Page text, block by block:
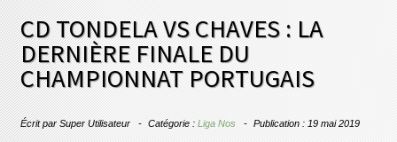
CD TONDELA VS CHAVES : LA
DERNIÈRE FINALE DU
CHAMPIONNAT PORTUGAIS
Écrit parSuper Utilisateur Catégorie :Liga Nos Publication : 19 mai 2019